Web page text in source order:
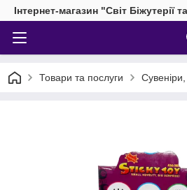
Інтернет-магазин "Світ Біжутерії
Товари та послуги